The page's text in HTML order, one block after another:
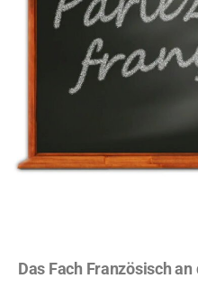
Das Fach Französisch